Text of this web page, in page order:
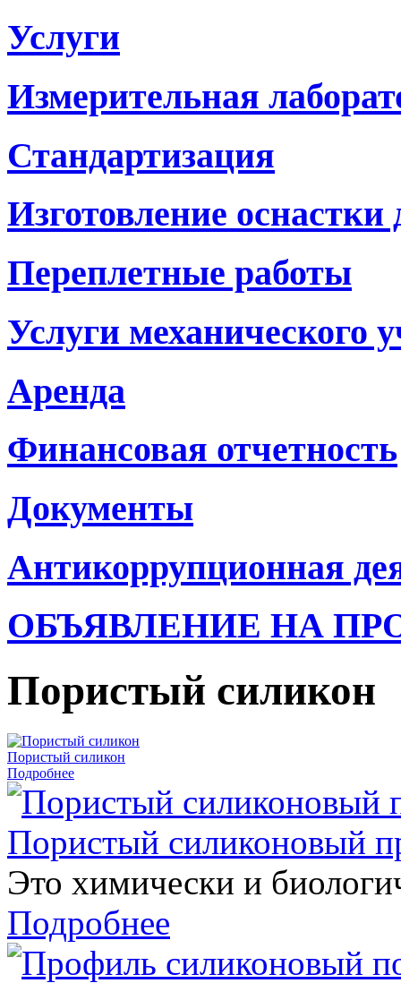
Услуги
Измерительная
Стандартизация
Изготовление
Переплетные работы
Услуги механического
Аренда
Финансовая отчетность
Документы
Антикоррупционная
ОБЪЯВЛЕНИЕ НА
Пористый силикон
Пористый силикон
Подробнее
Пористый силиконовый
Это химически и
Подробнее